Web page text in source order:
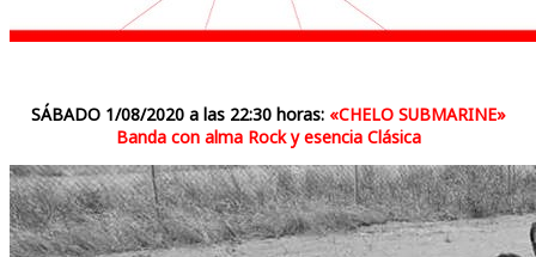
SÁBADO 1/08/2020 a las 22:30 horas:«CHELO SUBMARINE»
Banda con alma Rock y esencia Clásica